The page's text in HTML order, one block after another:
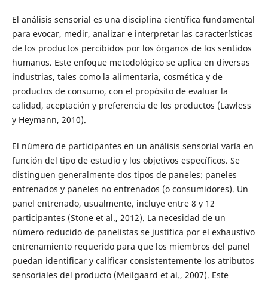
El análisis sensorial es una disciplina científica fundamental
para evocar, medir, analizar e interpretar las características
de los productos percibidos por los órganos de los sentidos
humanos. Este enfoque metodológico se aplica en diversas
industrias, tales como la alimentaria, cosmética y de
productos de consumo, con el propósito de evaluar la
calidad, aceptación y preferencia de los productos (Lawless
y Heymann, 2010).
El número de participantes en un análisis sensorial varía en
función del tipo de estudio y los objetivos específicos. Se
distinguen generalmente dos tipos de paneles: paneles
entrenados y paneles no entrenados (o consumidores). Un
panel entrenado, usualmente, incluye entre 8 y 12
participantes (Stone et al., 2012). La necesidad de un
número reducido de panelistas se justifica por el exhaustivo
entrenamiento requerido para que los miembros del panel
puedan identificar y calificar consistentemente los atributos
sensoriales del producto (Meilgaard et al., 2007). Este